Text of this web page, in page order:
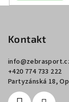
Kontakt
info@
+420 774 733 222
Partyzánská 18,